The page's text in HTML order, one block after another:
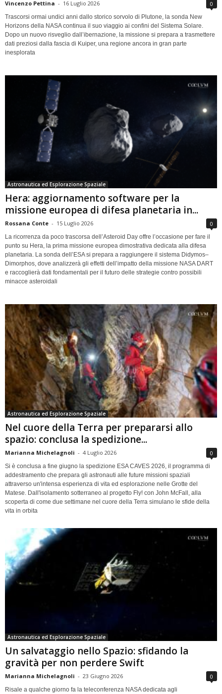
Vincenzo Pettina - 16 Luglio 2026 0
Trascorsi ormai undici anni dallo storico sorvolo di Plutone, la sonda New
Horizons della NASA continua il suo viaggio ai confini del Sistema Solare.
Dopo un nuovo risveglio dall’ibernazione, la missione si prepara a trasmettere
dati preziosi dalla fascia di Kuiper, una regione ancora in gran parte
inesplorata
Astronautica ed Esplorazione Spaziale
Hera: aggiornamento software per la
missione europea di difesa planetaria in...
Rossana Conte - 15 Luglio 2026 0
La ricorrenza da poco trascorsa dell’Asteroid Day offre l’occasione per fare il
punto su Hera, la prima missione europea dimostrativa dedicata alla difesa
planetaria. La sonda dell’ESA si prepara a raggiungere il sistema Didymos–
Dimorphos, dove analizzerà gli effetti dell’impatto della missione NASA DART
e raccoglierà dati fondamentali per il futuro delle strategie contro possibili
minacce asteroidali
Astronautica ed Esplorazione Spaziale
Nel cuore della Terra per prepararsi allo
spazio: conclusa la spedizione...
Marianna Michelagnoli - 4 Luglio 2026 0
Si è conclusa a fine giugno la spedizione ESA CAVES 2026, il programma di
addestramento che prepara gli astronauti alle future missioni spaziali
attraverso un'intensa esperienza di vita ed esplorazione nelle Grotte del
Matese. Dall'isolamento sotterraneo al progetto Fly! con John McFall, alla
scoperta di come due settimane nel cuore della Terra simulano le sfide della
vita in orbita
Astronautica ed Esplorazione Spaziale
Un salvataggio nello Spazio: sfidando la
gravità per non perdere Swift
Marianna Michelagnoli - 23 Giugno 2026 0
Risale a qualche giorno fa la teleconferenza NASA dedicata agli